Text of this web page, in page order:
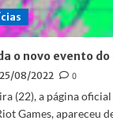
o novo evento
25/08/2022
0
(22), a página
Games, apareceu